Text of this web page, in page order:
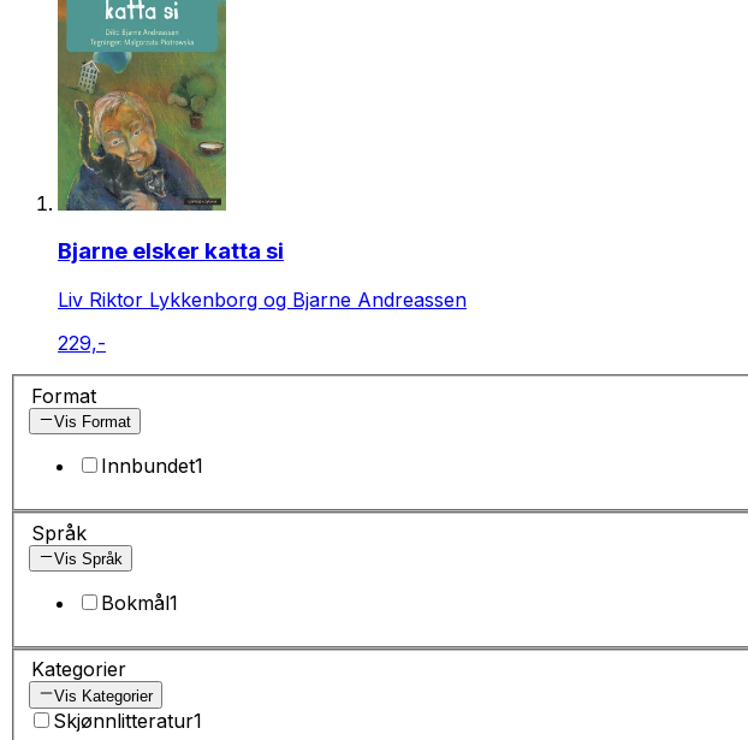
Bjarne elsker katta si
Liv Riktor Lykkenborg og Bjarne Andreassen
229,-
Format
Vis Format
Innbundet1
Språk
Vis Språk
Bokmål1
Kategorier
Vis Kategorier
Skjønnlitteratur1